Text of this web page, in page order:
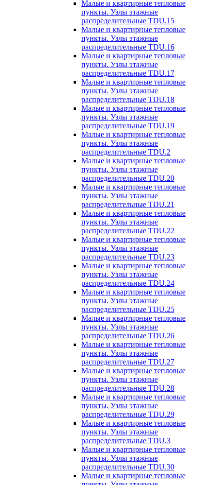
Малые и квартирные тепловые
пункты. Узлы этажные
распределительные TDU.15
Малые и квартирные тепловые
пункты. Узлы этажные
распределительные TDU.16
Малые и квартирные тепловые
пункты. Узлы этажные
распределительные TDU.17
Малые и квартирные тепловые
пункты. Узлы этажные
распределительные TDU.18
Малые и квартирные тепловые
пункты. Узлы этажные
распределительные TDU.19
Малые и квартирные тепловые
пункты. Узлы этажные
распределительные TDU.2
Малые и квартирные тепловые
пункты. Узлы этажные
распределительные TDU.20
Малые и квартирные тепловые
пункты. Узлы этажные
распределительные TDU.21
Малые и квартирные тепловые
пункты. Узлы этажные
распределительные TDU.22
Малые и квартирные тепловые
пункты. Узлы этажные
распределительные TDU.23
Малые и квартирные тепловые
пункты. Узлы этажные
распределительные TDU.24
Малые и квартирные тепловые
пункты. Узлы этажные
распределительные TDU.25
Малые и квартирные тепловые
пункты. Узлы этажные
распределительные TDU.26
Малые и квартирные тепловые
пункты. Узлы этажные
распределительные TDU.27
Малые и квартирные тепловые
пункты. Узлы этажные
распределительные TDU.28
Малые и квартирные тепловые
пункты. Узлы этажные
распределительные TDU.29
Малые и квартирные тепловые
пункты. Узлы этажные
распределительные TDU.3
Малые и квартирные тепловые
пункты. Узлы этажные
распределительные TDU.30
Малые и квартирные тепловые